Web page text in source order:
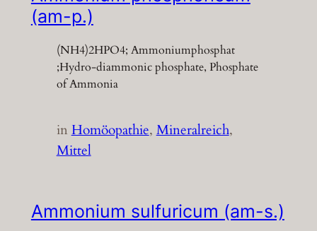
(am-p.)
(NH4)2HPO4; Ammoniumphosphat
;Hydro-diammonic phosphate, Phosphate
of Ammonia
inHomöopathie, Mineralreich
Mittel
Ammonium sulfuricum (am-s.)